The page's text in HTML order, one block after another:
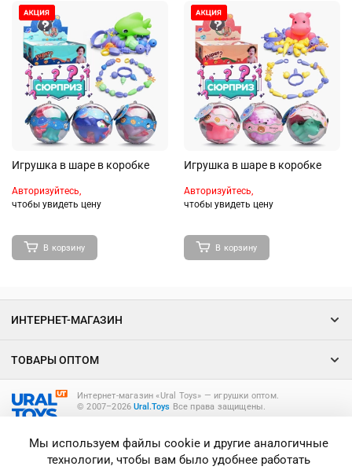
Игрушка в шаре в коробке
Авторизуйтесь,
чтобы увидеть цену
В корзину
Игрушка в шаре в коробке
Авторизуйтесь,
чтобы увидеть цену
В корзину
Интернет-магазин «Ural Toys» ― игрушки оптом.
© 2007–2026Ural.Toys Все права защищены.
ИНТЕРНЕТ-МАГАЗИН
ТОВАРЫ ОПТОМ
Мы используем файлы cookie и другие аналогичные
технологии, чтобы вам было удобнее работать